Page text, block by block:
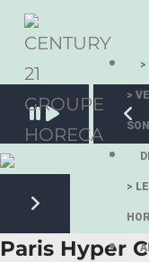
>
>
Pause
Resume
Next slide
Paris Hyper